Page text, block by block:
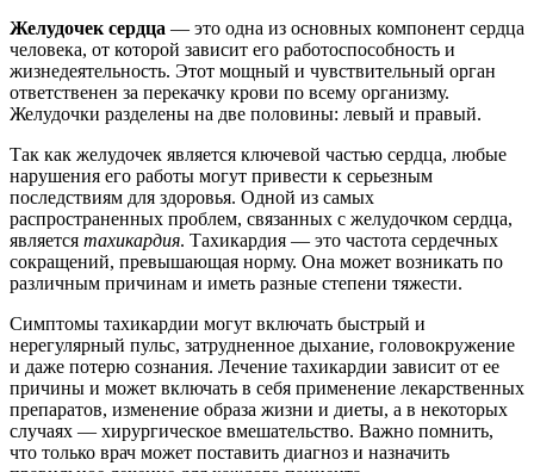
Желудочек сердца — это одна из основных компонент сердца
человека, от которой зависит его работоспособность и
жизнедеятельность. Этот мощный и чувствительный орган
ответственен за перекачку крови по всему организму.
Желудочки разделены на две половины: левый и правый.
Так как желудочек является ключевой частью сердца, любые
нарушения его работы могут привести к серьезным
последствиям для здоровья. Одной из самых
распространенных проблем, связанных с желудочком сердца,
является тахикардия. Тахикардия — это частота сердечных
сокращений, превышающая норму. Она может возникать по
различным причинам и иметь разные степени тяжести.
Симптомы тахикардии могут включать быстрый и
нерегулярный пульс, затрудненное дыхание, головокружение
и даже потерю сознания. Лечение тахикардии зависит от ее
причины и может включать в себя применение лекарственных
препаратов, изменение образа жизни и диеты, а в некоторых
случаях — хирургическое вмешательство. Важно помнить,
что только врач может поставить диагноз и назначить